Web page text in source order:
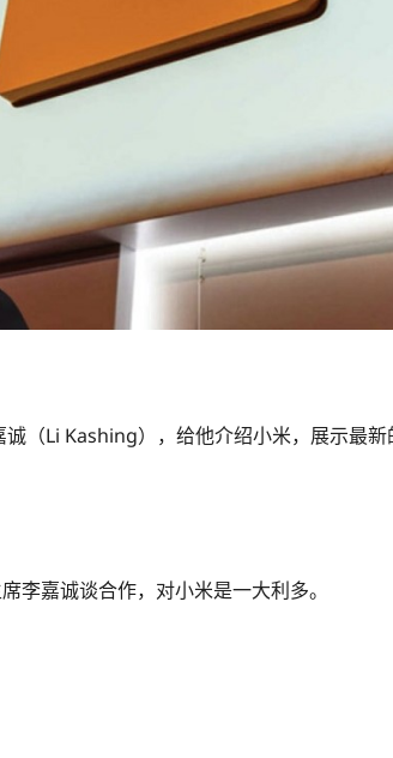
（Li Kashing），给他介绍小米，展示最
嘉诚谈合作，对小米是一大利多。